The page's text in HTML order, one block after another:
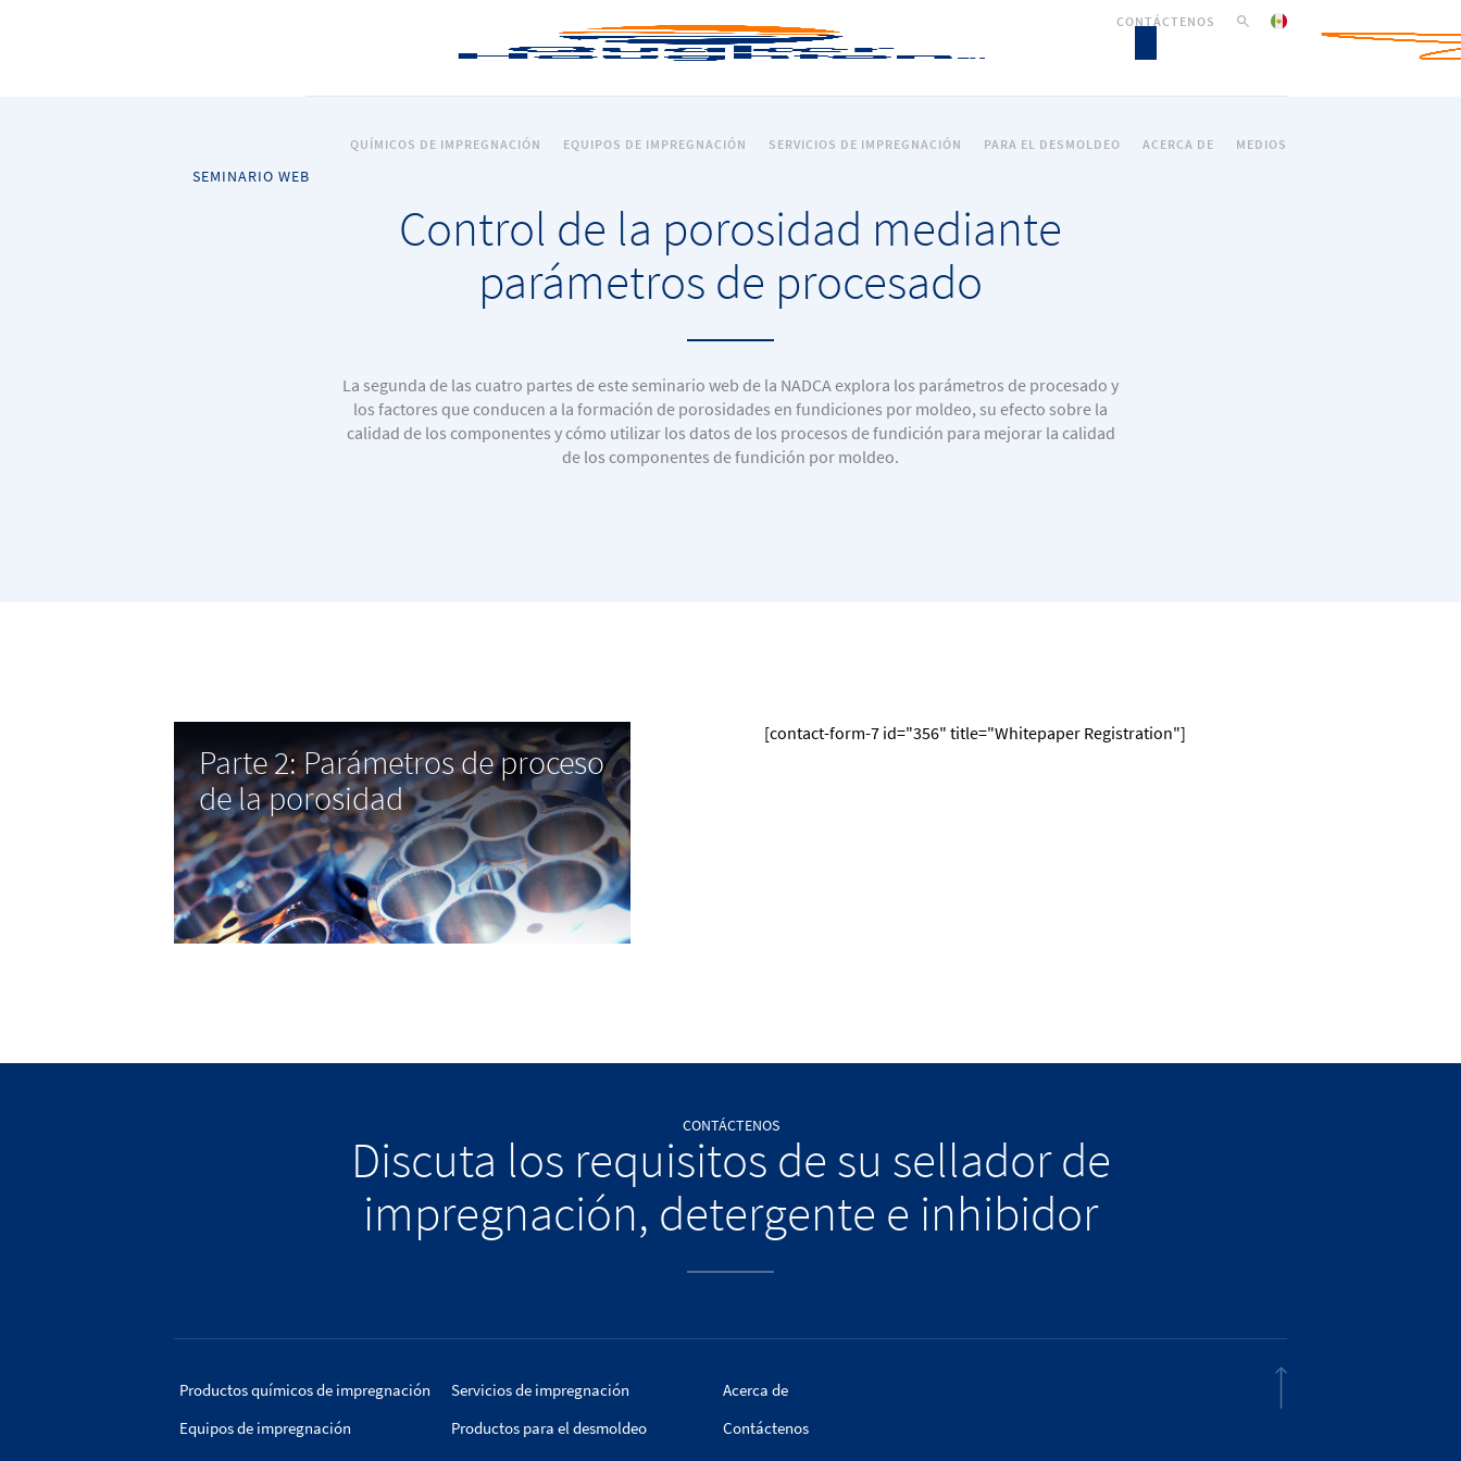
QUÍMICOS DE IMPREGNACIÓN EQUIPOS DE IMPREGNACIÓN SERVICIOS DE IMPREGNACIÓN PARA EL DESMOLDEO ACERCA DE MEDIOS
CONTÁCTENOS
SEMINARIO WEB
Control de la porosidad mediante
parámetros de procesado
La segunda de las cuatro partes de este seminario web de la NADCA explora los parámetros de procesado y
los factores que conducen a la formación de porosidades en fundiciones por moldeo, su efecto sobre la
calidad de los componentes y cómo utilizar los datos de los procesos de fundición para mejorar la calidad
de los componentes de fundición por moldeo.
Parte 2: Parámetros de proceso
de la porosidad
[contact-form-7 id="356" title="Whitepaper Registration"]
CONTÁCTENOS
Discuta los requisitos de su sellador de
impregnación, detergente e inhibidor
Productos químicos de impregnación
Equipos de impregnación
Servicios de impregnación
Productos para el desmoldeo
Acerca de
Contáctenos